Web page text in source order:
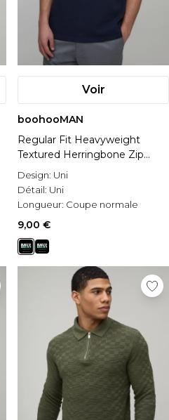
Voir
boohooMAN
Regular Fit Heavyweight
Textured Herringbone Zip
Neck Polo
Design: Uni
Détail: Uni
Longueur: Coupe normale
9,00 €